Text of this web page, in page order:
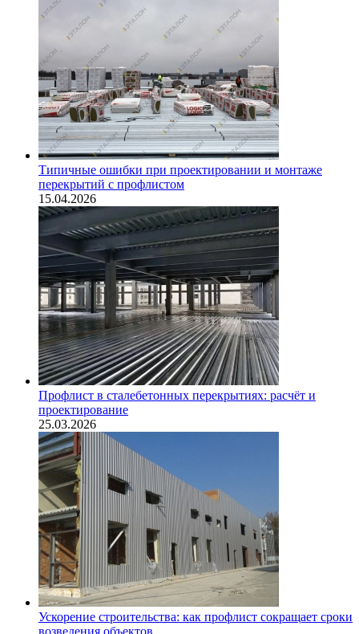
Типичные ошибки при проектировании и монтаже
перекрытий с профлистом
15.04.2026
Профлист в сталебетонных перекрытиях: расчёт и
проектирование
25.03.2026
Ускорение строительства: как профлист сокращает сроки
возведения объектов